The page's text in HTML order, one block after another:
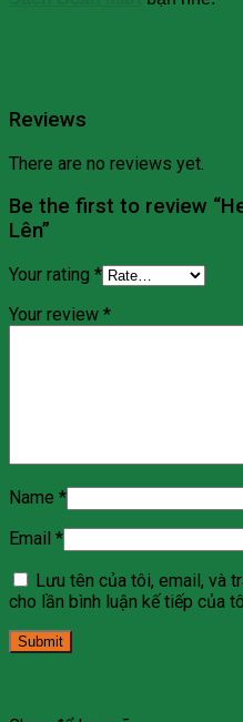
Reviews
There are no reviews yet.
Be the first to review
Lên”
Your rating *
Your review *
Name *
Email *
Lưu tên của tôi, email, và
cho lần bình luận kế tiếp của